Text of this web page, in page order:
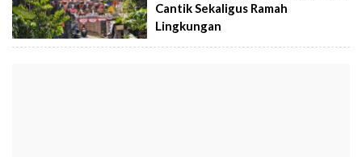
Cantik Sekaligus Ramah
Lingkungan